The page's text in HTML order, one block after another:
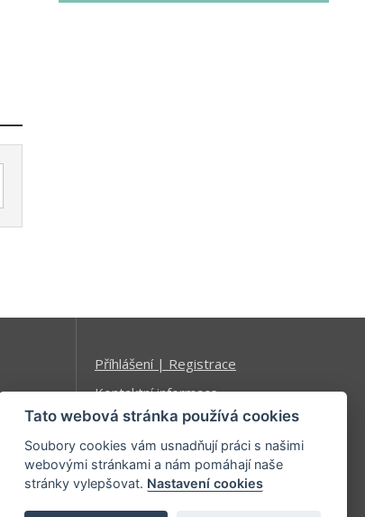
Příhlášení | Registrace
Kontaktní informace
Mapa stránek
Tato webová stránka používá cookies
Soubory cookies vám usnadňují práci s našimi
webovými stránkami a nám pomáhají naše
stránky vylepšovat. Nastavení cookies